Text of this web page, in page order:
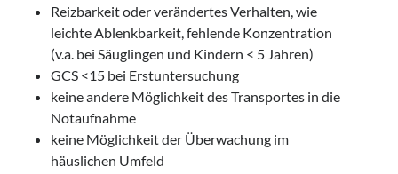
Reizbarkeit oder verändertes Verhalten, wie
leichte Ablenkbarkeit, fehlende Konzentration
(v.a. bei Säuglingen und Kindern < 5 Jahren)
GCS <15 bei Erstuntersuchung
keine andere Möglichkeit des Transportes in die
Notaufnahme
keine Möglichkeit der Überwachung im
häuslichen Umfeld